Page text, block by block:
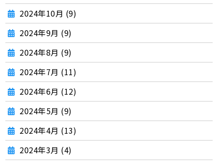
2024年10月 (9)
2024年9月 (9)
2024年8月 (9)
2024年7月 (11)
2024年6月 (12)
2024年5月 (9)
2024年4月 (13)
2024年3月 (4)